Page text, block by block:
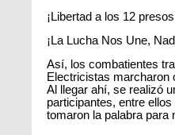
¡Libertad a los 12
¡La Lucha Nos Une,
Así, los combatientes
Electricistas marcharon
Al llegar ahí, se realizó
participantes, entre
tomaron la palabra para